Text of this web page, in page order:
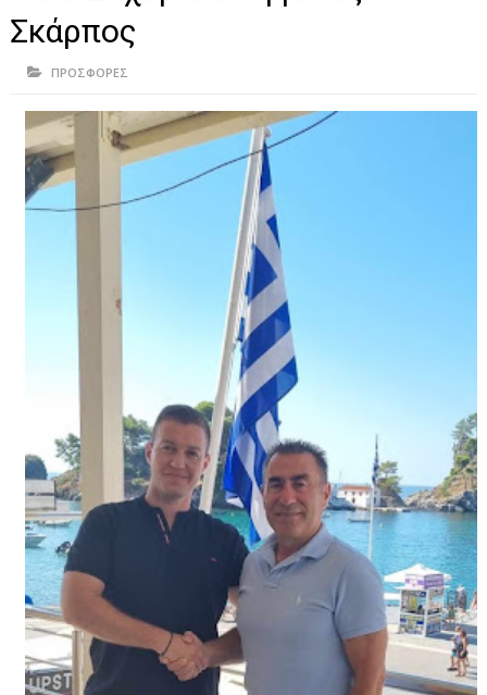
ΠΡΕΒΕΖΑ
ΙΩΑΝΝΙΝΑ
ΘΕΣΠΡΩΤΙΑ
ΙΟΝΙΑ ΝΗΣΙΑ
ΤΕΧΝΟΛΟΓΙΑ
ΔΙΕΘΝΗ
ΕΦΗΜΕΡΙΔΑ Η ΠΑΡΓΑ
Σκάρπος
ΠΡΟΣΦΟΡΕΣ